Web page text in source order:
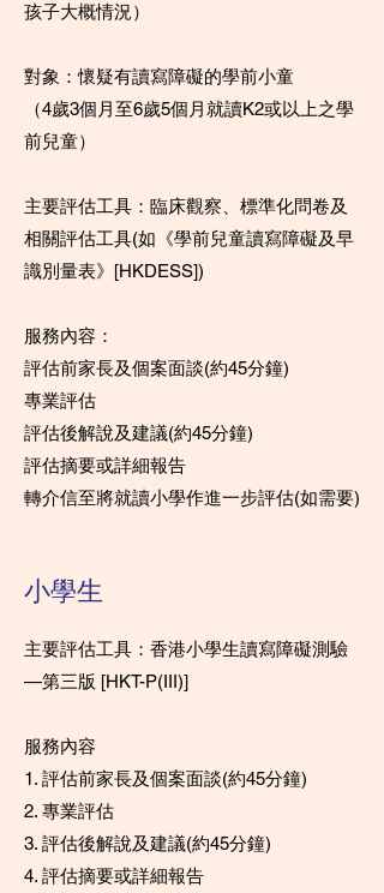
孩子大概情況）
對象：懷疑有讀寫障礙的學前小童
（4歲3個月至6歲5個月就讀K2或以上之學
前兒童）
主要評估工具：臨床觀察、標準化問卷及
相關評估工具(如《學前兒童讀寫障礙及早
識別量表》[HKDESS])
服務內容：
評估前家長及個案面談(約45分鐘)
專業評估
評估後解說及建議(約45分鐘)
評估摘要或詳細報告
轉介信至將就讀小學作進一步評估(如需要)
小學生
主要評估工具：香港小學生讀寫障礙測驗
—第三版 [HKT-P(III)]
服務內容
1. 評估前家長及個案面談(約45分鐘)
2. 專業評估
3. 評估後解說及建議(約45分鐘)
4. 評估摘要或詳細報告